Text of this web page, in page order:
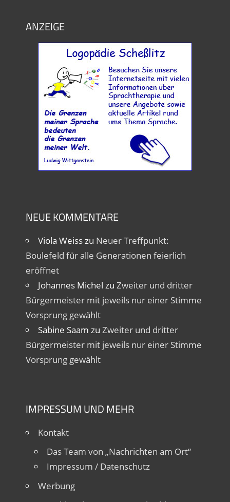
ANZEIGE
NEUE KOMMENTARE
Viola Weisszu Neuer Treffpunkt:
Boulefeld für alle Generationen feierlich
eröffnet
Johannes Michel zu Zweiter und dritter
Bürgermeister mit jeweils nur einer Stimme
Vorsprung gewählt
Sabine Saam zu Zweiter und dritter
Bürgermeister mit jeweils nur einer Stimme
Vorsprung gewählt
IMPRESSUM UND MEHR
Kontakt
Das Team von „Nachrichten am Ort“
Impressum / Datenschutz
Werbung